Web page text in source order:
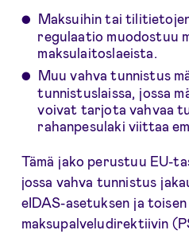
Maksuihin tai
regulaatio muodostuu
maksulaitoslaeista.
Muu vahva tunnistus
tunnistuslaissa, jossa
voivat tarjota vahvaa
rahanpesulaki viittaa
Tämä jako perustuu EU-
jossa vahva tunnistus
eIDAS-asetuksen ja toisen
maksupalveludirektiivin